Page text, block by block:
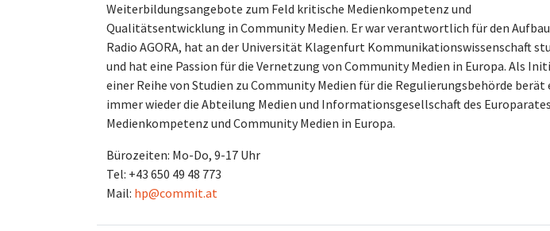
Weiterbildungsangebote zum Feld kritische Medienkompetenz und
Qualitätsentwicklung in Community Medien. Er war verantwortlich für den
Radio AGORA, hat an der Universität Klagenfurt Kommunikationswissenschaft
und hat eine Passion für die Vernetzung von Community Medien in Europa. Als
einer Reihe von Studien zu Community Medien für die Regulierungsbehörde berät
immer wieder die Abteilung Medien und Informationsgesellschaft des
Medienkompetenz und Community Medien in Europa.
Bürozeiten: Mo-Do, 9-17 Uhr
Tel: +43 650 49 48 773
Mail: hp@commit.at